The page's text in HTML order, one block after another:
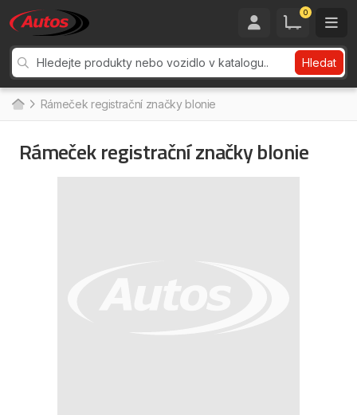
0
Hledat
Rámeček registrační značky blonie
Rámeček registrační značky blonie